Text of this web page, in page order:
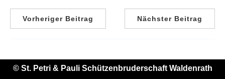
Vorheriger Beitrag Nächster Beitrag
© St. Petri & Pauli Schützenbruderschaft Waldenrath